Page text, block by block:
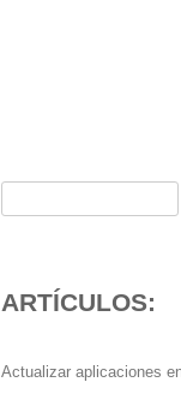
ARTÍCULOS:
Actualizar aplicaciones